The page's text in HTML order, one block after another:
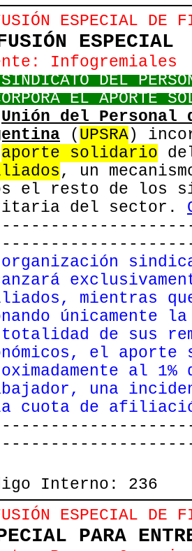
ESPECIAL DE
ESPECIAL
Infogremiales
DEL
EL APORTE
Unión del Personal
( UPSRA)
aporte solidario
, un
el resto de los
del sector.
mientras
únicamente
de sus
el
al
una
cuota de
Interno: 236
ESPECIAL DE
PARA